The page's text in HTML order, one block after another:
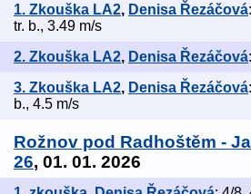
1. Zkouška LA2, Denisa Řezáčová
tr. b., 3.49 m/s
2. Zkouška LA2, Denisa Řezáčová
3. Zkouška LA2, Denisa Řezáčová
b., 4.5 m/s
Rožnov pod Radhoštěm -
26, 01. 01. 2026